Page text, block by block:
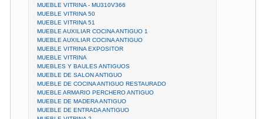
MUEBLE VITRINA - MU310V366
MUEBLE VITRINA 50
MUEBLE VITRINA 51
MUEBLE AUXILIAR COCINA ANTIGUO 1
MUEBLE AUXILIAR COCINA ANTIGUO
MUEBLE VITRINA EXPOSITOR
MUEBLE VITRINA
MUEBLES Y BAULES ANTIGUOS
MUEBLE DE SALON ANTIGUO
MUEBLE DE COCINA ANTIGUO RESTAURADO
MUEBLE ARMARIO PERCHERO ANTIGUO
MUEBLE DE MADERA ANTIGUO
MUEBLE DE ENTRADA ANTIGUO